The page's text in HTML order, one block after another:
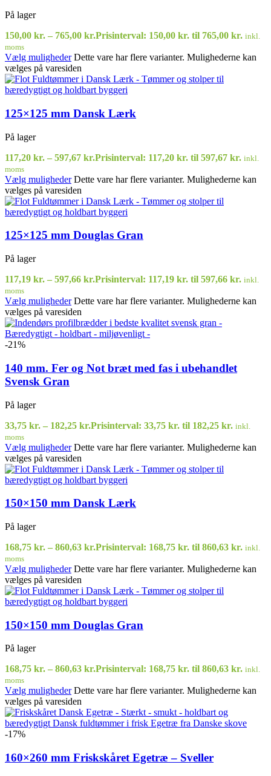
På lager
150,00 kr. – 765,00 kr.Prisinterval: 150,00 kr. til 765,00 kr. inkl.
moms
Vælg muligheder Dette vare har flere varianter. Mulighederne kan
vælges på varesiden
125×125 mm Dansk Lærk
På lager
117,20 kr. – 597,67 kr.Prisinterval: 117,20 kr. til 597,67 kr. inkl.
moms
Vælg muligheder Dette vare har flere varianter. Mulighederne kan
vælges på varesiden
125×125 mm Douglas Gran
På lager
117,19 kr. – 597,66 kr.Prisinterval: 117,19 kr. til 597,66 kr. inkl.
moms
Vælg muligheder Dette vare har flere varianter. Mulighederne kan
vælges på varesiden
-21%
140 mm. Fer og Not bræt med fas i ubehandlet
Svensk Gran
På lager
33,75 kr. – 182,25 kr.Prisinterval: 33,75 kr. til 182,25 kr. inkl.
moms
Vælg muligheder Dette vare har flere varianter. Mulighederne kan
vælges på varesiden
150×150 mm Dansk Lærk
På lager
168,75 kr. – 860,63 kr.Prisinterval: 168,75 kr. til 860,63 kr. inkl.
moms
Vælg muligheder Dette vare har flere varianter. Mulighederne kan
vælges på varesiden
150×150 mm Douglas Gran
På lager
168,75 kr. – 860,63 kr.Prisinterval: 168,75 kr. til 860,63 kr. inkl.
moms
Vælg muligheder Dette vare har flere varianter. Mulighederne kan
vælges på varesiden
-17%
160×260 mm Friskskåret Egetræ – Sveller